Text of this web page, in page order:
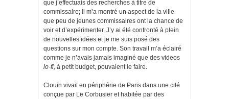
que j’effectuais des recherches à titre de
commissaire; il m’a montré un aspect de la ville
que peu de jeunes commissaires ont la chance de
voir et d’expérimenter. J’y ai été confronté à plein
de nouvelles idées et je me suis posé des
questions sur mon compte. Son travail m’a éclairé
comme je n’avais jamais imaginé que des videos
lo-fi, à petit budget, pouvaient le faire.
Clouin vivait en périphérie de Paris dans une cité
conçue par Le Corbusier et habitée par des